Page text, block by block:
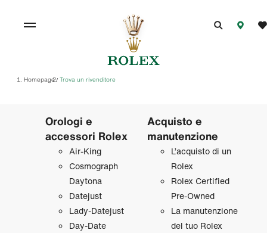
Homepage/ Trova un rivenditore
Orologi e
accessori Rolex
Air‑King
Cosmograph
Daytona
Datejust
Lady‑Datejust
Day‑Date
Acquisto e
manutenzione
L’acquisto di un
Rolex
Rolex Certified
Pre‑Owned
La manutenzione
del tuo Rolex